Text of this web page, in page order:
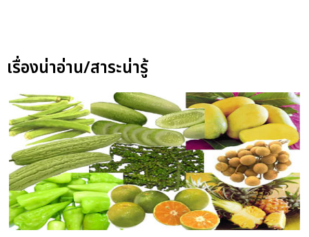
เรื่องน่าอ่าน/สาระน่ารู้